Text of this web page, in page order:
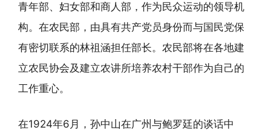
青年部、妇女部和商人部，作为民众运动的领导机
构。在农民部，由具有共产党员身份而与国民党保
有密切联系的林祖涵担任部长。农民部将在各地建
立农民协会及建立农讲所培养农村干部作为自己的
工作重心。
在1924年6月，孙中山在广州与鲍罗廷的谈话中